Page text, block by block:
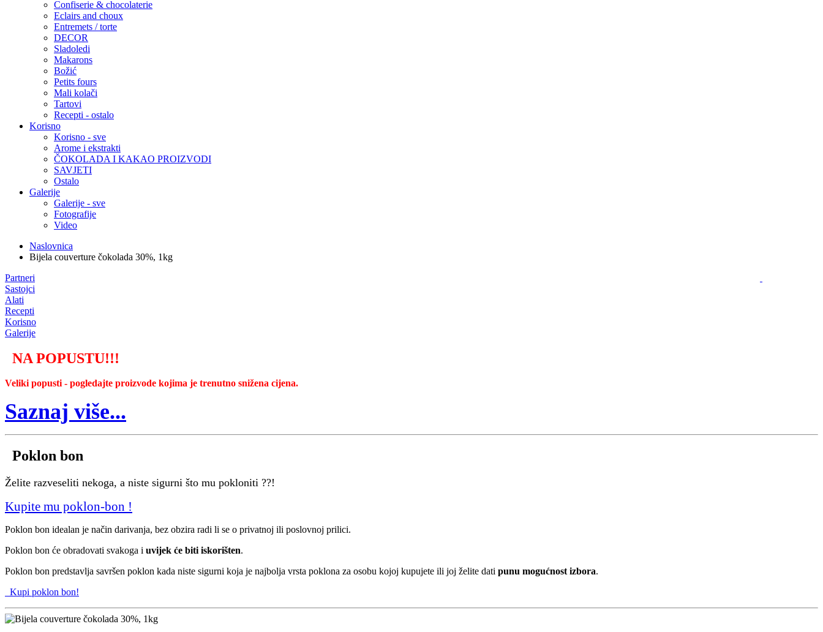
Confiserie & chocolaterie
Eclairs and choux
Entremets / torte
DECOR
Sladoledi
Makarons
Božić
Petits fours
Mali kolači
Tartovi
Recepti - ostalo
Korisno
Korisno - sve
Arome i ekstrakti
ČOKOLADA I KAKAO PROIZVODI
SAVJETI
Ostalo
Galerije
Galerije - sve
Fotografije
Video
Naslovnica
Bijela couverture čokolada 30%, 1kg
Partneri
Sastojci
Alati
Recepti
Korisno
Galerije
NA POPUSTU!!!
Veliki popusti - pogledajte proizvode kojima je trenutno snižena cijena.
Saznaj više...
Poklon bon
Želite razveseliti nekoga, a niste sigurni što mu pokloniti ??!
Kupite mu poklon-bon !
Poklon bon idealan je način darivanja, bez obzira radi li se o privatnoj ili poslovnoj prilici.
Poklon bon će obradovati svakoga i uvijek će biti iskorišten.
Poklon bon predstavlja savršen poklon kada niste sigurni koja je najbolja vrsta poklona za osobu kojoj kupujete ili joj želite dati punu mogućnost izbora.
Kupi poklon bon!